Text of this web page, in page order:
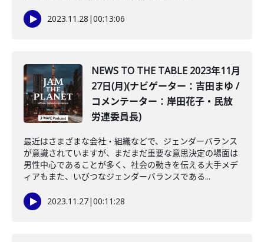
2023.11.28 |00:13:06
NEWS TO THE TABLE 2023年11月
27日(月)(ナビゲーター：吉田まゆ /
コメンテーター：岸田花子・民放
労連委員長)
最近はさまざまな会社・組織などで、ジェンダーバランス
が意識されていますが、まだまだ重要な意思決定の場面は
男性中心であることが多く、社会の動きを伝える大手メデ
ィアもまた、いびつなジェンダーバランスである...
2023.11.27|00:11:28